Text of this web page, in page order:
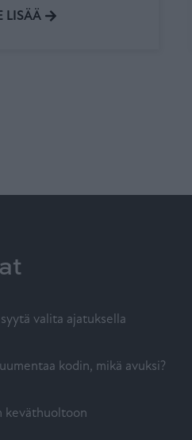
LISÄÄ
valita ajatuksella
kodin, mikä avuksi?
keväthuoltoon